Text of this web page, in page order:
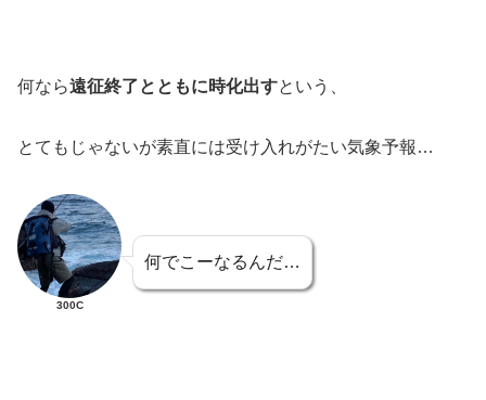
何なら遠征終了とともに時化出すという、
とてもじゃないが素直には受け入れがたい気象予報…
300C
何でこーなるんだ…